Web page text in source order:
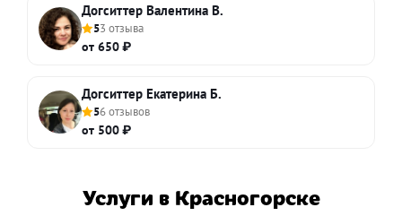
Догситтер Валентина В.
53 отзыва
от 650 ₽
Догситтер Екатерина Б.
56 отзывов
от 500 ₽
Услуги в Красногорске